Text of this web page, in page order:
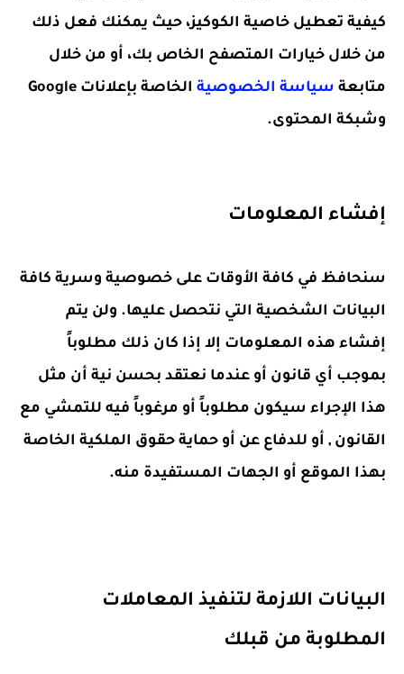
كيفية تعطيل خاصية الكوكيز، حيث يمكنك فعل ذلك
من خلال خيارات المتصفح الخاص بك، أو من خلال
متابعة سياسة الخصوصية
الخاصة بإعلانات Google
وشبكة المحتوى.
إفشاء المعلومات
سنحافظ في كافة الأوقات على خصوصية وسرية كافة
البيانات الشخصية التي نتحصل عليها. ولن يتم
إفشاء هذه المعلومات إلا إذا كان ذلك مطلوباً
بموجب أي قانون أو عندما نعتقد بحسن نية أن مثل
هذا الإجراء سيكون مطلوباً أو مرغوباً فيه للتمشي مع
القانون , أو للدفاع عن أو حماية حقوق الملكية الخاصة
بهذا الموقع أو الجهات المستفيدة منه.
البيانات اللازمة لتنفيذ المعاملات
المطلوبة من قبلك